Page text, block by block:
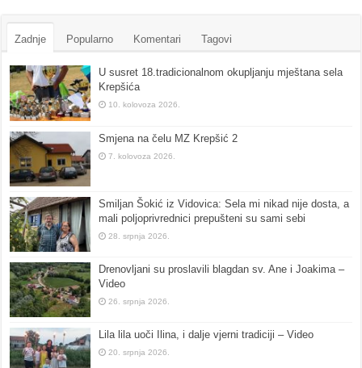
Zadnje Popularno Komentari Tagovi
U susret 18.tradicionalnom okupljanju mještana sela
Krepšića
10. kolovoza 2026.
Smjena na čelu MZ Krepšić 2
7. kolovoza 2026.
Smiljan Šokić iz Vidovica: Sela mi nikad nije dosta, a
mali poljoprivrednici prepušteni su sami sebi
28. srpnja 2026.
Drenovljani su proslavili blagdan sv. Ane i Joakima –
Video
26. srpnja 2026.
Lila lila uoči Ilina, i dalje vjerni tradiciji – Video
20. srpnja 2026.